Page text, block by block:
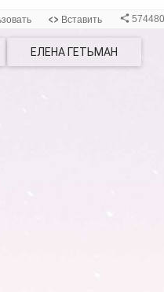
ЕЛЕНА ГЕТЬМАН